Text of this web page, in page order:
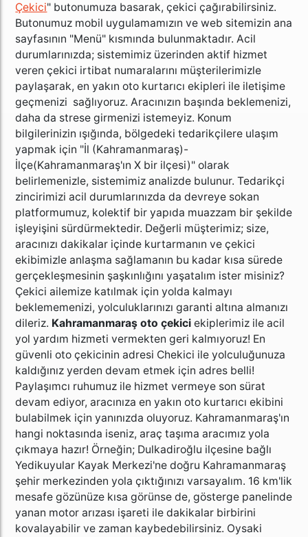
Çekici" butonumuza basarak, çekici çağırabilirsiniz.
Butonumuz mobil uygulamamızın ve web sitemizin ana
sayfasının "Menü" kısmında bulunmaktadır. Acil
durumlarınızda; sistemimiz üzerinden aktif hizmet
veren çekici irtibat numaralarını müşterilerimizle
paylaşarak, en yakın oto kurtarıcı ekipleri ile iletişime
geçmenizi sağlıyoruz. Aracınızın başında beklemenizi,
daha da strese girmenizi istemeyiz. Konum
bilgilerinizin ışığında, bölgedeki tedarikçilere ulaşım
yapmak için "İl (Kahramanmaraş)-
İlçe(Kahramanmaraş'ın X bir ilçesi)" olarak
belirlemenizle, sistemimiz analizde bulunur. Tedarikçi
zincirimizi acil durumlarınızda da devreye sokan
platformumuz, kolektif bir yapıda muazzam bir şekilde
işleyişini sürdürmektedir. Değerli müşterimiz; size,
aracınızı dakikalar içinde kurtarmanın ve çekici
ekibimizle anlaşma sağlamanın bu kadar kısa sürede
gerçekleşmesinin şaşkınlığını yaşatalım ister misiniz?
Çekici ailemize katılmak için yolda kalmayı
beklememenizi, yolculuklarınızı garanti altına almanızı
dileriz. Kahramanmaraş oto çekici ekiplerimiz ile acil
yol yardım hizmeti vermekten geri kalmıyoruz! En
güvenli oto çekicinin adresi Chekici ile yolculuğunuza
kaldığınız yerden devam etmek için adres belli!
Paylaşımcı ruhumuz ile hizmet vermeye son sürat
devam ediyor, aracınıza en yakın oto kurtarıcı ekibini
bulabilmek için yanınızda oluyoruz. Kahramanmaraş'ın
hangi noktasında iseniz, araç taşıma aracımız yola
çıkmaya hazır! Örneğin; Dulkadiroğlu ilçesine bağlı
Yedikuyular Kayak Merkezi'ne doğru Kahramanmaraş
şehir merkezinden yola çıktığınızı varsayalım. 16 km'lik
mesafe gözünüze kısa görünse de, gösterge panelinde
yanan motor arızası işareti ile dakikalar birbirini
kovalayabilir ve zaman kaybedebilirsiniz. Oysaki